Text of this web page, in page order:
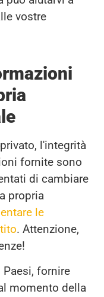
vostre
l'integrità
fornite sono
di cambiare
propria
le
. Attenzione,
fornire
momento della